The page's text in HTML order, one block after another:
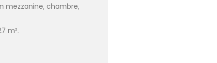
mezzanine, chambre,
m².